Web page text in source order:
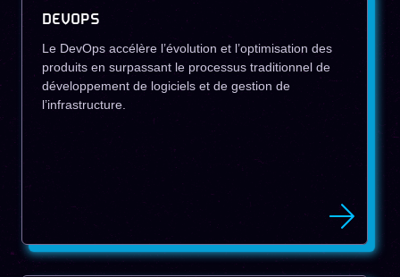
DEVOPS
Le DevOps accélère l’évolution et l’optimisation des
produits en surpassant le processus traditionnel de
développement de logiciels et de gestion de
l’infrastructure.